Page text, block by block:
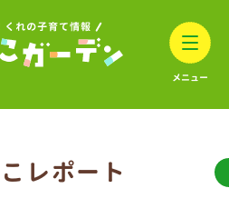
メニュー
レポート